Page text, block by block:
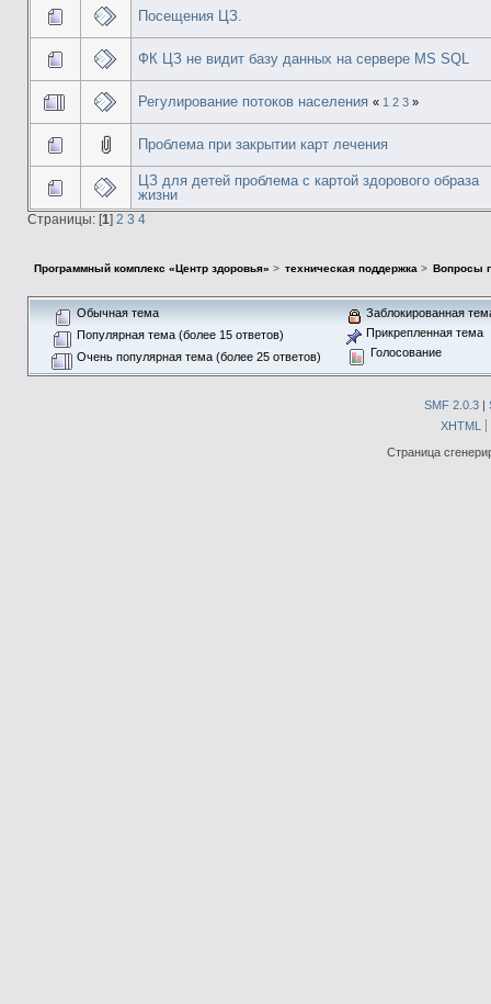
Посещения ЦЗ.
ФК ЦЗ не видит базу данных на сервере MS SQL
Регулирование потоков населения « 1 2 3»
Проблема при закрытии карт лечения
ЦЗ для детей проблема с картой здорового образа
жизни
Страницы: [1] 2 3 4
Программный комплекс «Центр здоровья» > техническая поддержка > Вопросы
Обычная тема
Популярная тема (более 15 ответов)
Очень популярная тема (более 25 ответов)
Заблокированная
Прикрепленная тема
Голосование
SMF 2.0.3|
XHTML
Страница